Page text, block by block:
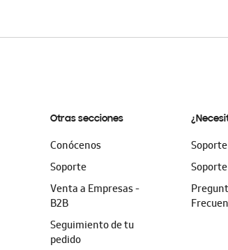
Otras secciones
Conócenos
Soporte
Venta a Empresas -
B2B
Seguimiento de tu
pedido